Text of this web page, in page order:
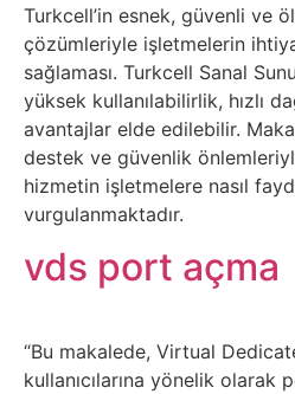
İnternet
İnternetten
Para
Kazanma
Kimdir
Turkcell’in esnek, güvenli ve
çözümleriyle işletmelerin
sağlaması. Turkcell Sanal
yüksek kullanılabilirlik, hızlı
avantajlar elde edilebilir.
destek ve güvenlik
hizmetin işletmelere nasıl
vurgulanmaktadır.
vds port açma
“Bu makalede, Virtual
kullanıcılarına yönelik olarak